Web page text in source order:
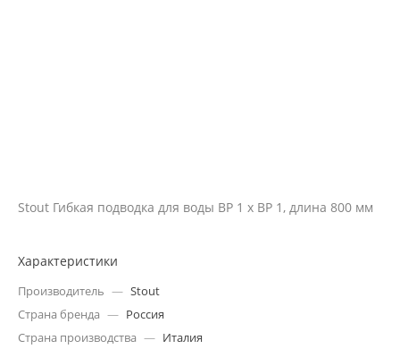
Stout Гибкая подводка для воды ВР 1 х ВР 1, длина 800 мм
Характеристики
Производитель — Stout
Страна бренда — Россия
Страна производства — Италия